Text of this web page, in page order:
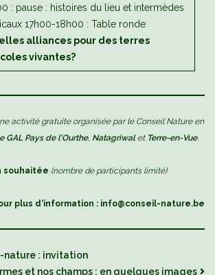
: pause : histoires du lieu et intermèdes
17h00-18h00 : Table ronde
alliances pour des terres
vivantes?
activité gratuite organisée par le Conseil Nature en
GAL Pays de l’Ourthe, Natagriwalet Terre-en-Vue.
souhaitée (nombre de participants limité)
plus d‘information : info@conseil-nature.be
nature : invitation
et nos champs : en quelques images